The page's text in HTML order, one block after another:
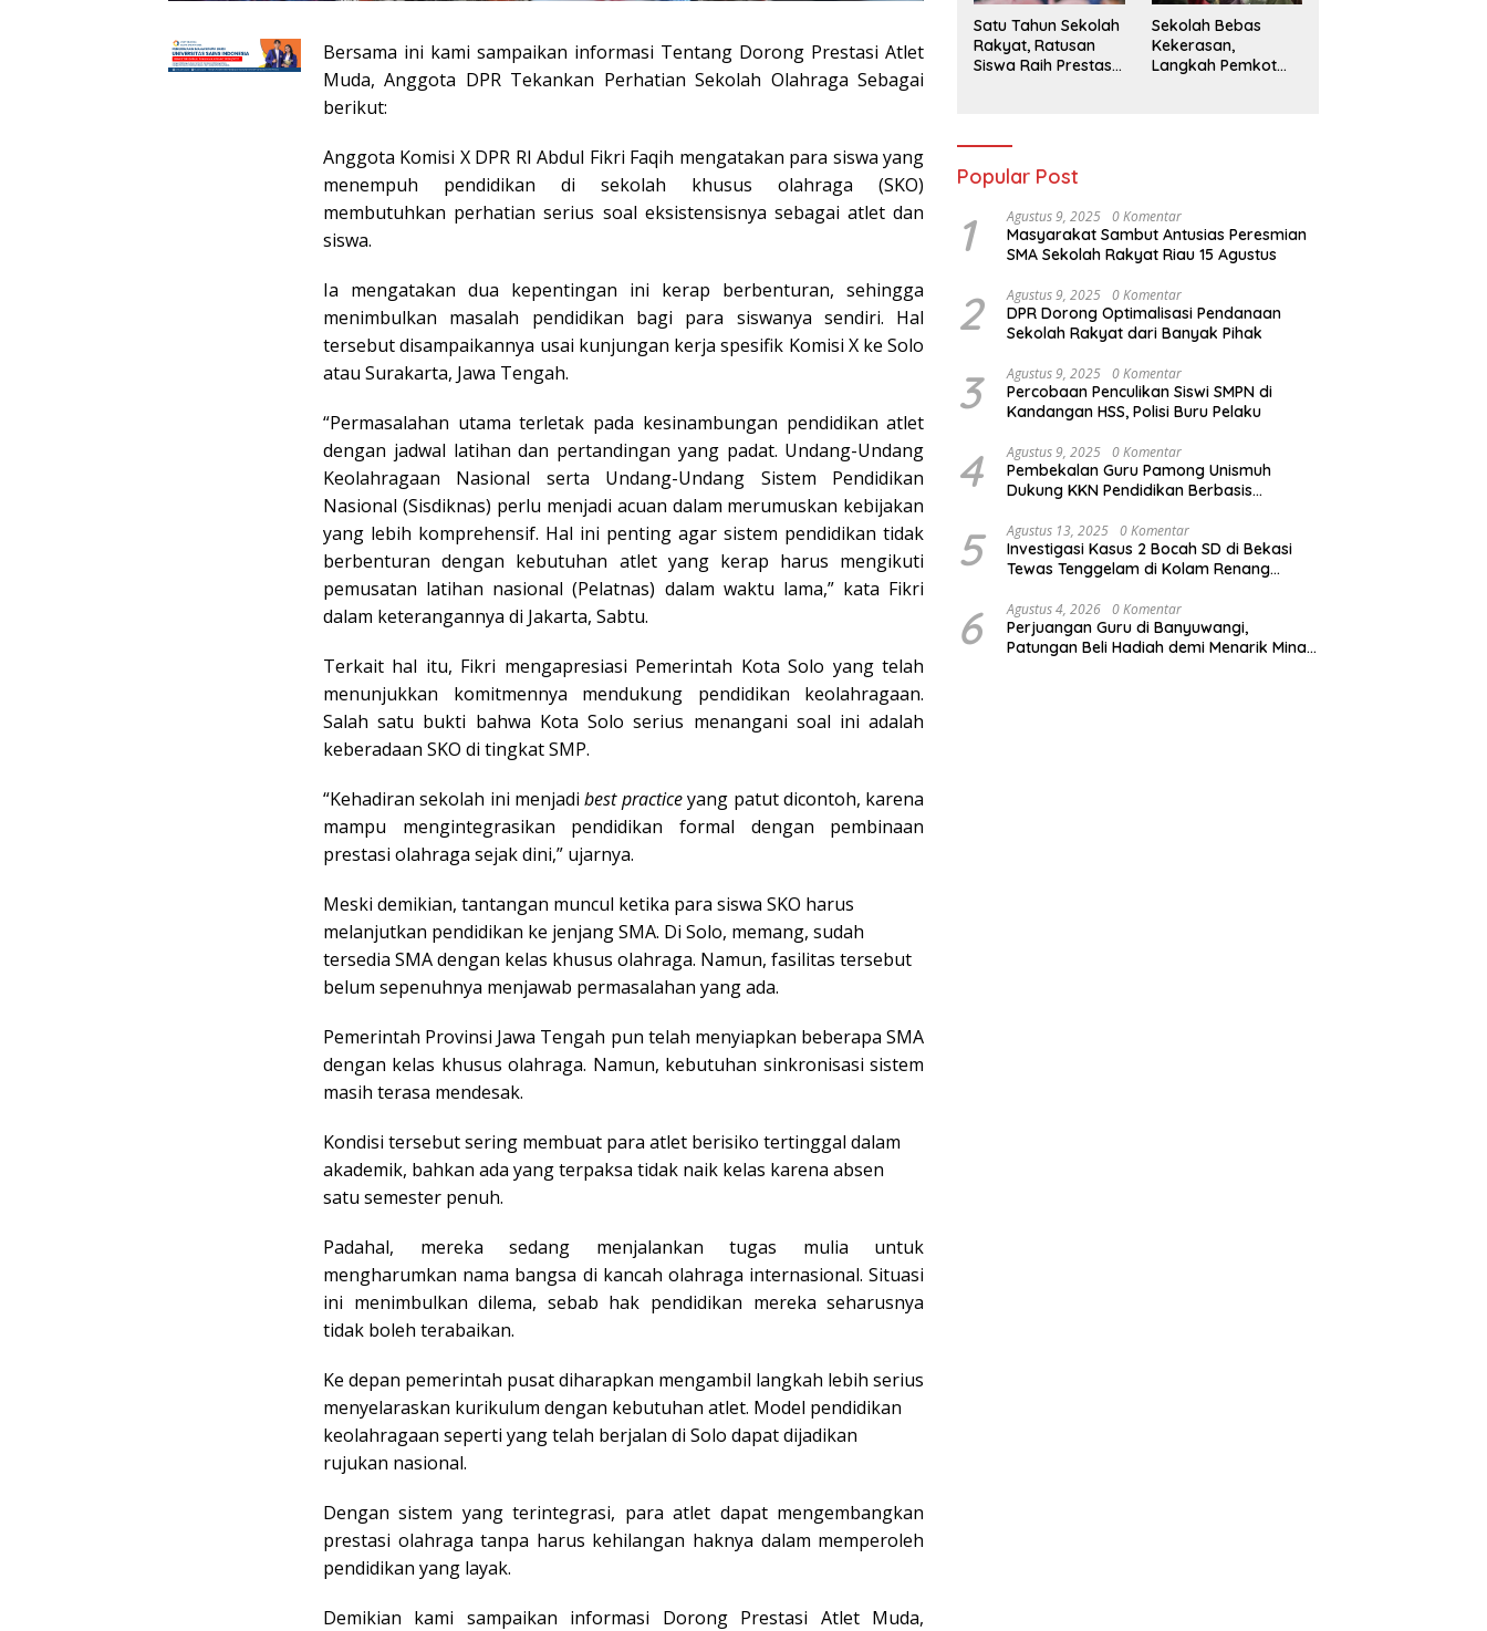
Bersama ini kami sampaikan informasi Tentang Dorong Prestasi Atlet
Muda, Anggota DPR Tekankan Perhatian Sekolah Olahraga Sebagai
berikut:
Anggota Komisi X DPR RI Abdul Fikri Faqih mengatakan para siswa yang
menempuh pendidikan di sekolah khusus olahraga (SKO)
membutuhkan perhatian serius soal eksistensisnya sebagai atlet dan
siswa.
Ia mengatakan dua kepentingan ini kerap berbenturan, sehingga
menimbulkan masalah pendidikan bagi para siswanya sendiri. Hal
tersebut disampaikannya usai kunjungan kerja spesifik Komisi X ke Solo
atau Surakarta, Jawa Tengah.
“Permasalahan utama terletak pada kesinambungan pendidikan atlet
dengan jadwal latihan dan pertandingan yang padat. Undang-Undang
Keolahragaan Nasional serta Undang-Undang Sistem Pendidikan
Nasional (Sisdiknas) perlu menjadi acuan dalam merumuskan kebijakan
yang lebih komprehensif. Hal ini penting agar sistem pendidikan tidak
berbenturan dengan kebutuhan atlet yang kerap harus mengikuti
pemusatan latihan nasional (Pelatnas) dalam waktu lama,” kata Fikri
dalam keterangannya di Jakarta, Sabtu.
Terkait hal itu, Fikri mengapresiasi Pemerintah Kota Solo yang telah
menunjukkan komitmennya mendukung pendidikan keolahragaan.
Salah satu bukti bahwa Kota Solo serius menangani soal ini adalah
keberadaan SKO di tingkat SMP.
“Kehadiran sekolah ini menjadibest practiceyang patut dicontoh, karena
mampu mengintegrasikan pendidikan formal dengan pembinaan
prestasi olahraga sejak dini,” ujarnya.
Meski demikian, tantangan muncul ketika para siswa SKO harus
melanjutkan pendidikan ke jenjang SMA. Di Solo, memang, sudah
tersedia SMA dengan kelas khusus olahraga. Namun, fasilitas tersebut
belum sepenuhnya menjawab permasalahan yang ada.
Pemerintah Provinsi Jawa Tengah pun telah menyiapkan beberapa SMA
dengan kelas khusus olahraga. Namun, kebutuhan sinkronisasi sistem
masih terasa mendesak.
Kondisi tersebut sering membuat para atlet berisiko tertinggal dalam
akademik, bahkan ada yang terpaksa tidak naik kelas karena absen
satu semester penuh.
Padahal, mereka sedang menjalankan tugas mulia untuk
mengharumkan nama bangsa di kancah olahraga internasional. Situasi
ini menimbulkan dilema, sebab hak pendidikan mereka seharusnya
tidak boleh terabaikan.
Ke depan pemerintah pusat diharapkan mengambil langkah lebih serius
menyelaraskan kurikulum dengan kebutuhan atlet. Model pendidikan
keolahragaan seperti yang telah berjalan di Solo dapat dijadikan
rujukan nasional.
Dengan sistem yang terintegrasi, para atlet dapat mengembangkan
prestasi olahraga tanpa harus kehilangan haknya dalam memperoleh
pendidikan yang layak.
Demikian kami sampaikan informasi Dorong Prestasi Atlet Muda,
Satu Tahun Sekolah
Rakyat, Ratusan
Siswa Raih Prestasi
Sekolah Bebas
Kekerasan,
Langkah Pemkot
Popular Post
1 Agustus 9, 2025 0 Komentar
Masyarakat Sambut Antusias Peresmian
SMA Sekolah Rakyat Riau 15 Agustus
2 Agustus 9, 2025 0 Komentar
DPR Dorong Optimalisasi Pendanaan
Sekolah Rakyat dari Banyak Pihak
3 Agustus 9, 2025 0 Komentar
Percobaan Penculikan Siswi SMPN di
Kandangan HSS, Polisi Buru Pelaku
4 Agustus 9, 2025 0 Komentar
Pembekalan Guru Pamong Unismuh
Dukung KKN Pendidikan Berbasis
5 Agustus 13, 2025 0 Komentar
Investigasi Kasus 2 Bocah SD di Bekasi
Tewas Tenggelam di Kolam Renang
6 Agustus 4, 2026 0 Komentar
Perjuangan Guru di Banyuwangi,
Patungan Beli Hadiah demi Menarik Minat